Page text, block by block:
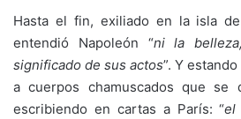
Hasta el fin, exiliado en la isla
entendió Napoleón “ni la
significado de sus actos”. Y
a cuerpos chamuscados que se
escribiendo en cartas a París: “el